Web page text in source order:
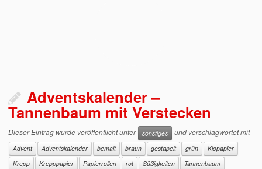
Adventskalender –
Tannenbaum mit Verstecken
Dieser Eintrag wurde veröffentlicht unter sonstiges und verschlagwortet mit
Advent Adventskalender bemalt braun gestapelt grün
Klopapier
Krepp
Krepppapier Papierrollen rot Süßigkeiten
Tannenbaum